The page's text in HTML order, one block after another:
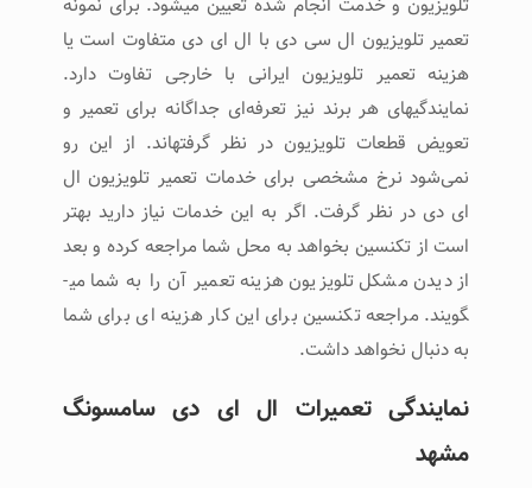
تعمیر تلویزیون ال سی دی با ال ای دی متفاوت است یا
هزینه تعمیر تلویزیون ایرانی با خارجی تفاوت دارد.
نمایندگی­های هر برند نیز تعرفه‌ای جداگانه برای تعمیر و
تعویض قطعات تلویزیون در نظر گرفته­اند. از این رو
نمی‌شود نرخ مشخصی برای خدمات تعمیر تلویزیون ال
ای دی در نظر گرفت. اگر به این خدمات نیاز دارید بهتر
است از تکنسین بخواهد به محل شما مراجعه کرده و بعد
از دیدن مشکل تلویزیون هزینه تعمیر آن را به شما می­
گویند. مراجعه تکنسین برای این کار هزینه­ ای برای شما
به دنبال نخواهد داشت.
نمایندگی تعمیرات ال ای دی سامسونگ
مشهد